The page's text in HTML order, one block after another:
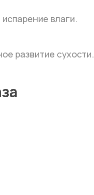
влаги.
развитие сухости.